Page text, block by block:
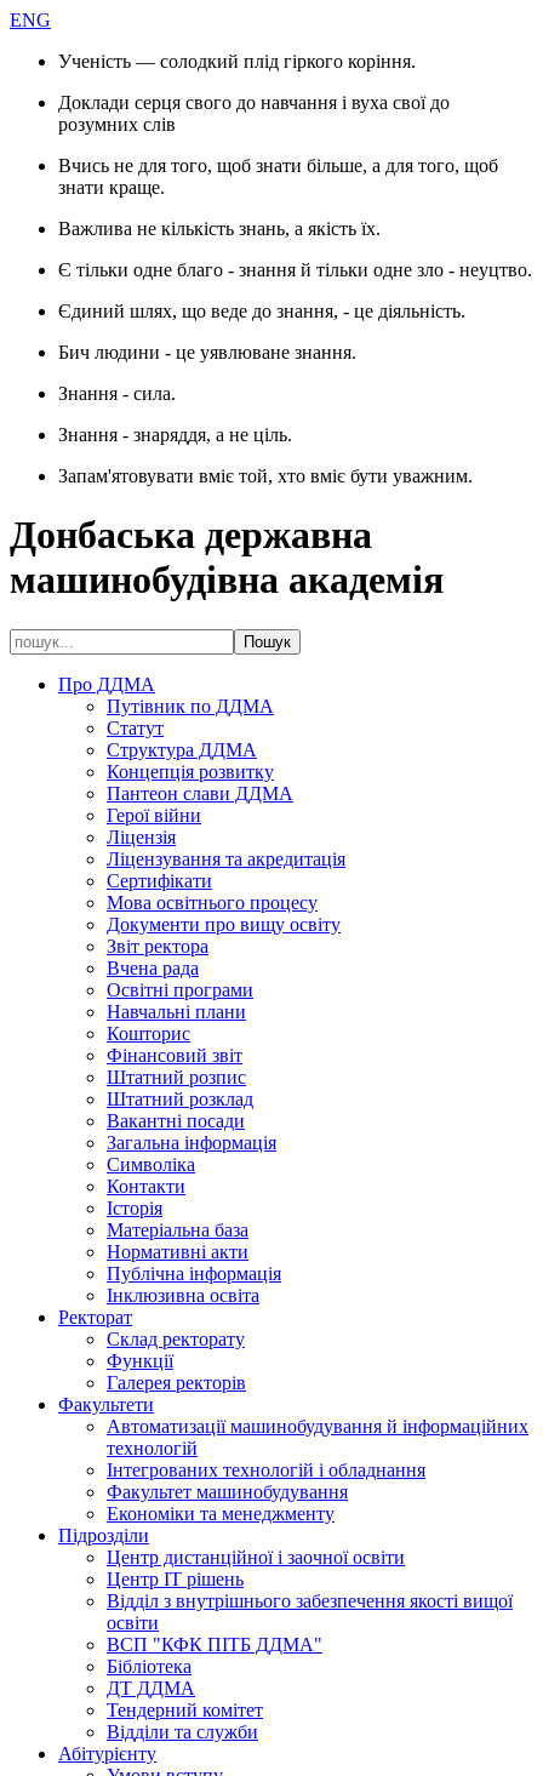
ENG
Ученість — солодкий плід гіркого коріння.
Доклади серця свого до навчання і вуха свої до
розумних слів
Вчись не для того, щоб знати більше, а для того, щоб
знати краще.
Важлива не кількість знань, а якість їх.
Є тільки одне благо - знання й тільки одне зло - неуцтво.
Єдиний шлях, що веде до знання, - це діяльність.
Бич людини - це уявлюване знання.
Знання - сила.
Знання - знаряддя, а не ціль.
Запам'ятовувати вміє той, хто вміє бути уважним.
Донбаська державна
машинобудівна академія
Про ДДМА
Путівник по ДДМА
Статут
Структура ДДМА
Концепція розвитку
Пантеон слави ДДМА
Герої війни
Ліцензія
Ліцензування та акредитація
Сертифікати
Мова освітнього процесу
Документи про вищу освіту
Звіт ректора
Вчена рада
Освітні програми
Навчальні плани
Кошторис
Фінансовий звіт
Штатний розпис
Штатний розклад
Вакантні посади
Загальна інформація
Символіка
Контакти
Історія
Матеріальна база
Нормативні акти
Публічна інформація
Інклюзивна освіта
Ректорат
Склад ректорату
Функції
Галерея ректорів
Факультети
Автоматизації машинобудування й інформаційних
технологій
Інтегрованих технологій і обладнання
Факультет машинобудування
Економіки та менеджменту
Підрозділи
Центр дистанційної і заочної освіти
Центр ІТ рішень
Відділ з внутрішнього забезпечення якості вищої
освіти
ВСП "КФК ПІТБ ДДМА"
Бібліотека
ДТ ДДМА
Тендерний комітет
Відділи та служби
Абітурієнту